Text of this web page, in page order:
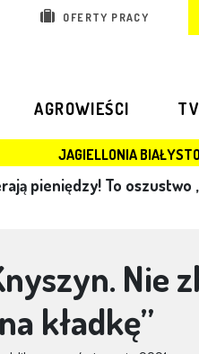
OFERTY PRACY
AGROWIEŚCI TV
BIAŁYSTOK WYGRYWA Z
pieniędzy! To oszustwo
Nie
kładkę”